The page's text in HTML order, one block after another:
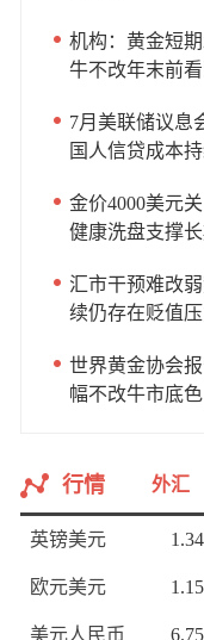
机构：黄金短
牛不改年末前
7月美联储议息
国人信贷成本
金价4000美元
健康洗盘支撑
汇市干预难改
续仍存在贬值
世界黄金协会
幅不改牛市底
行情 外汇
英镑美元
欧元美元
美元人民币 6.75